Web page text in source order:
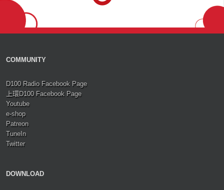
COMMUNITY
D100 Radio Facebook Page
上環D100 Facebook Page
Youtube
e-shop
Patreon
TuneIn
Twitter
DOWNLOAD